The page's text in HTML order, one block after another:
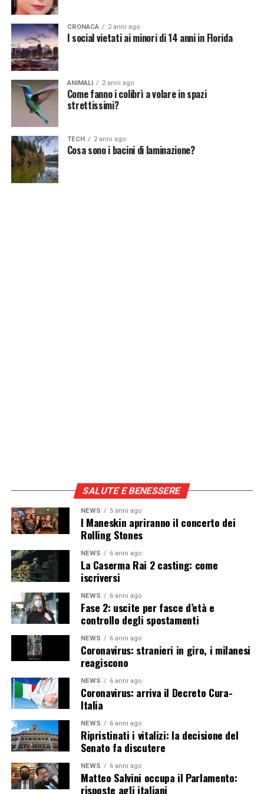
[fonte immagine:
https://pixabay.com/it/photos/notizia-giornale-
quotidiano-computer-1729539/]
Continua a leggere su atuttonotizie.it
Vuoi essere sempre aggiornato e ricevere le principali
notizie del giorno?
CRONACA 2 anni ago
I social vietati ai minori di 14 anni in Florida
ANIMALI 2 anni ago
Come fanno i colibrì a volare in spazi
strettissimi?
TECH 2 anni ago
Cosa sono i bacini di laminazione?
SALUTE E BENESSERE
NEWS 5 anni ago
I Maneskin apriranno il concerto dei
Rolling Stones
NEWS 6 anni ago
La Caserma Rai 2 casting: come
iscriversi
NEWS 6 anni ago
Fase 2: uscite per fasce d’età e
controllo degli spostamenti
NEWS 6 anni ago
Coronavirus: stranieri in giro, i milanesi
reagiscono
NEWS 6 anni ago
Coronavirus: arriva il Decreto Cura-
Italia
NEWS 6 anni ago
Ripristinati i vitalizi: la decisione del
Senato fa discutere
NEWS 6 anni ago
Matteo Salvini occupa il Parlamento:
risposte agli italiani